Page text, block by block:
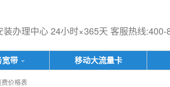
办理中心 24小时×365天 客服热线:400-
带 移动大流量卡
价格表